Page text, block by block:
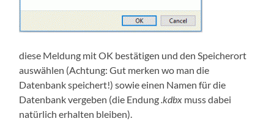
diese Meldung mit OK bestätigen und den Speicherort
auswählen (Achtung: Gut merken wo man die
Datenbank speichert!) sowie einen Namen für die
Datenbank vergeben (die Endung .kdbx muss dabei
natürlich erhalten bleiben).